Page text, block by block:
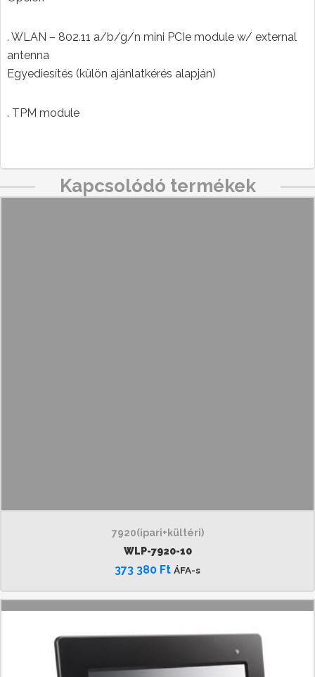
. WLAN – 802.11 a/b/g/n mini PCIe module w/ external
antenna
Egyediesítés (külön ajánlatkérés alapján)
. TPM module
Kapcsolódó termékek
7920(ipari+kültéri)
WLP-7920-10
373 380 Ft ÁFA-s